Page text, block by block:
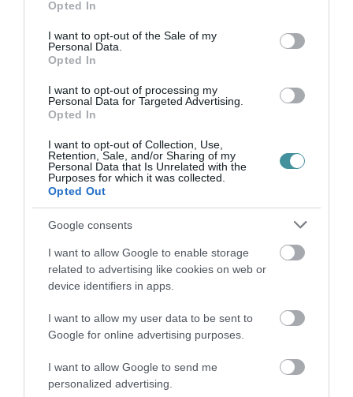
use your data for below specified purposes in below Google
consent section.
Opted In
I want to opt-out of the Sale of my
Personal Data.
Opted In
I want to opt-out of processing my
Personal Data for Targeted Advertising.
Opted In
I want to opt-out of Collection, Use,
Retention, Sale, and/or Sharing of my
Personal Data that Is Unrelated with the
Purposes for which it was collected.
Opted Out
Google consents
I want to allow Google to enable storage
related to advertising like cookies on web or
device identifiers in apps.
I want to allow my user data to be sent to
Google for online advertising purposes.
I want to allow Google to send me
personalized advertising.
HALMENTÉS SZARVASKŐNÉL: ŐSHONOS
2026. augusztus 07
2026. augusztus 07|Mindenki ügye
KÉT AUTÓ ÜTKÖZÖTT BOGÁCSON, A
MENTŐK IS A HELYSZÍNRE ÉRKE...
2026. augusztus 06